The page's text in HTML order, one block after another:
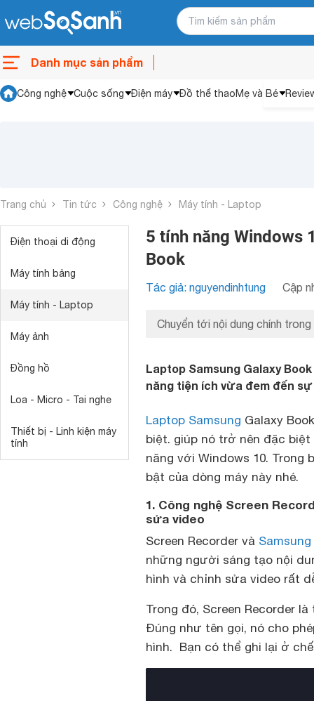
Danh mục sản phẩm
Công nghệ Cuộc sống Điện máy Đồ thể thaoMẹ và Bé
Trang chủ Tin tức Công nghệ Máy tính - Laptop
Điện thoại di động
Máy tính bảng
Máy tính - Laptop
Máy ảnh
Đồng hồ
Loa - Micro - Tai nghe
Thiết bị - Linh kiện máy
tính
5 tính năng Windows
Book
Tác giả: nguyendinhtung Cập
Chuyển tới nội dung chính trong
Laptop Samsung Galaxy
năng tiện ích vừa đem đến
Laptop Samsung Galaxy
biệt. giúp nó trở nên đặc
năng với Windows 10. Trong
bật của dòng máy này nhé.
1. Công nghệ Screen
sửa video
Screen Recorder và Samsung
những người sáng tạo nội
hình và chỉnh sửa video rất
Trong đó, Screen Recorder
Đúng như tên gọi, nó cho
hình. Bạn có thể ghi lại ở